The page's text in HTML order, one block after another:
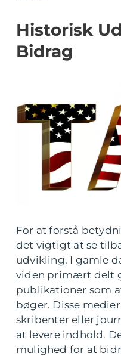
Historisk
Bidrag
For at forstå
det vigtigt at se
udvikling. I gamle
viden primært delt
publikationer som
bøger. Disse
skribenter eller
at levere indhold.
mulighed for at